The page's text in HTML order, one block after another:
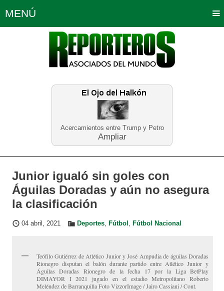
Acercamientos entre Trump y Petro
Ampliar
MENÚ
Política Opinión Bogotá
Planeta Tierra Deportes
Educación Neira
Junior igualó sin goles con
Águilas Doradas y aún no asegura
la clasificación
04 abril, 2021 Deportes, Fútbol , Fútbol Nacional
Teófilo Gutiérrez de Atlético Junior y José Ampudia de águilas Doradas
Rionegro disputan el balón durante partido entre Atlético Junior y
Águilas Doradas Rionegro de la fecha 17 por la Liga BetPlay
DIMAYOR I 2021 jugado en el estadio Metropolitano Roberto
Meléndez de Barranquilla Foto VizzorImage / Jairo Cassiani / Cont.